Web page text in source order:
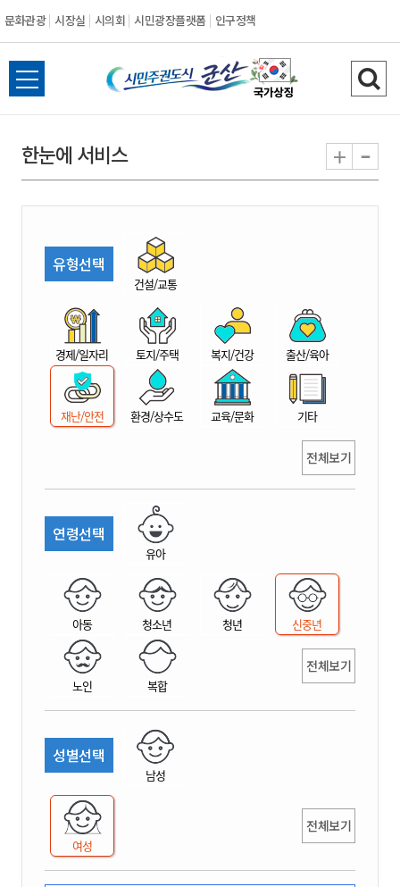
문화관광 시장실 시의회 시민광장플랫폼 인구정책
시
민
권
시
산
전
체
뉴
열
검
색
기
한눈에 서비스 + -
유형선택
건설/교통
경제/일자리 토지/주택 복지/건강 출산/육아
재난/안전 환경/상수도 교육/문화 기타
전체보기
연령선택
유아
아동 청소년 청년 신중년
노인 복합
전체보기
성별선택
남성
여성
전체보기